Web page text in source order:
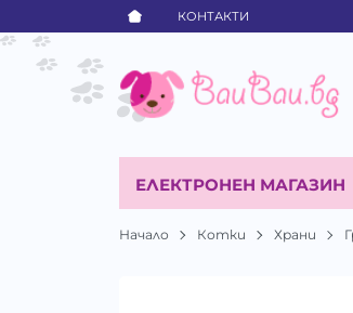
КОНТАКТИ
ЕЛЕКТРОНЕН МАГАЗИН
Начало Котки Храни